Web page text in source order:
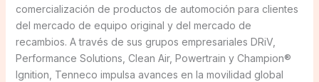
comercialización de productos de automoción para clientes
del mercado de equipo original y del mercado de
recambios. A través de sus grupos empresariales DRiV,
Performance Solutions, Clean Air, Powertrain y Champion®
Ignition, Tenneco impulsa avances en la movilidad global